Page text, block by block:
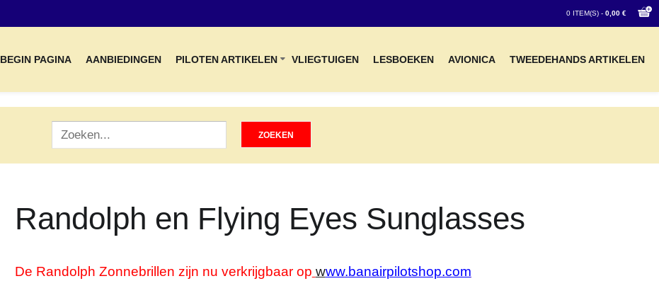
0 ITEM(S) - 0,00 €
BEGIN PAGINA AANBIEDINGEN PILOTEN ARTIKELEN VLIEGTUIGEN LESBOEKEN AVIONICA TWEEDEHANDS ARTIKELEN
Randolph en Flying Eyes Sunglasses
De Randolph Zonnebrillen zijn nu verkrijgbaar op www.banairpilotshop.com